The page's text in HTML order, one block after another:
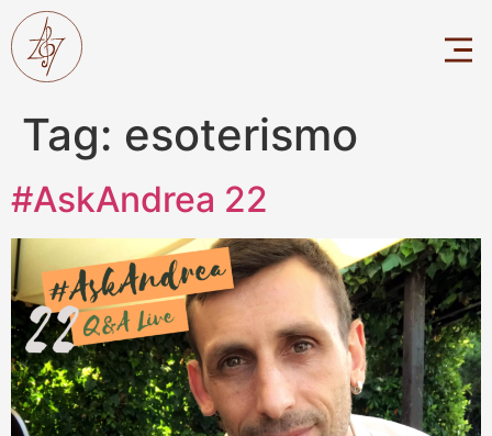
Tag: esoterismo
#AskAndrea 22